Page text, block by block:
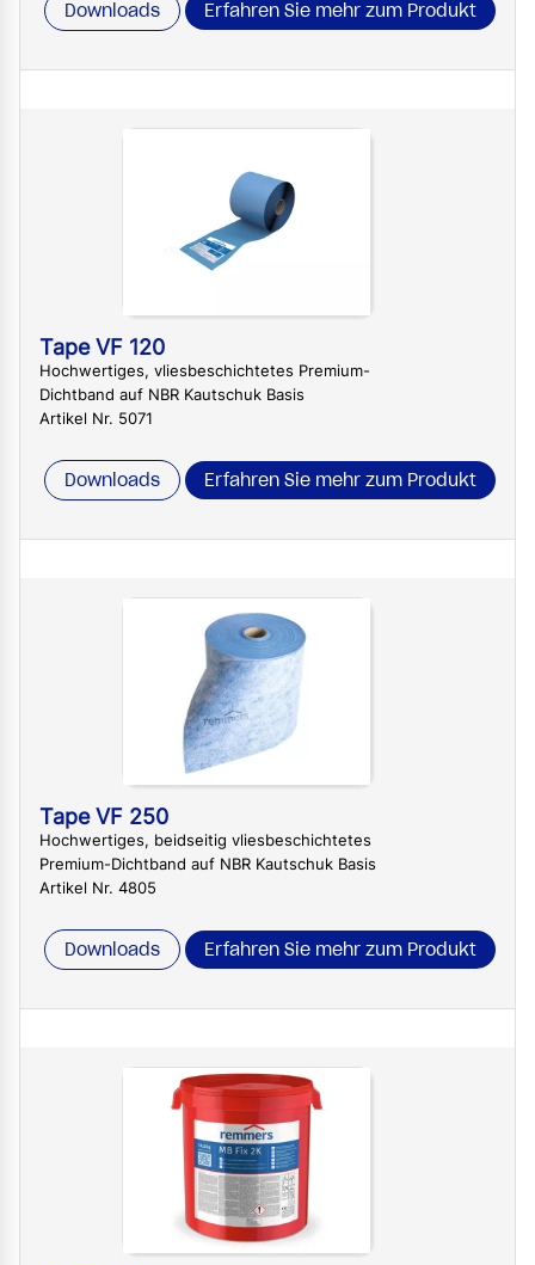
Downloads Erfahren Sie mehr zum Produkt
Tape VF 120
Hochwertiges, vliesbeschichtetes Premium-
Dichtband auf NBR Kautschuk Basis
Artikel Nr. 5071
Downloads Erfahren Sie mehr zum Produkt
Tape VF 250
Hochwertiges, beidseitig vliesbeschichtetes
Premium-Dichtband auf NBR Kautschuk Basis
Artikel Nr. 4805
Downloads Erfahren Sie mehr zum Produkt